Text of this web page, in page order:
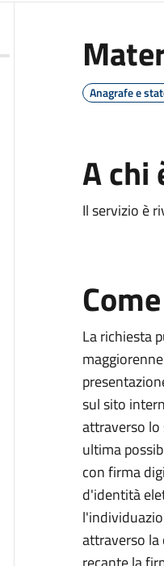
Anagrafe e
A chi
Il servizio è
La richiesta
sul sito
attraverso lo
ultima
con firma
d'identità
attraverso la